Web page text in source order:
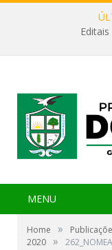
MENU
Home »
2020 »